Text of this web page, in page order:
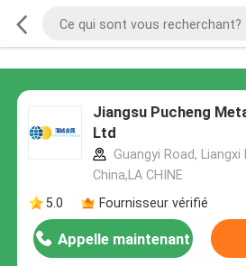
Jiangsu Pucheng
Ltd
Guangyi Road,
China,LA CHINE
5.0
Fournisseur vérifié
Appelle maintenant